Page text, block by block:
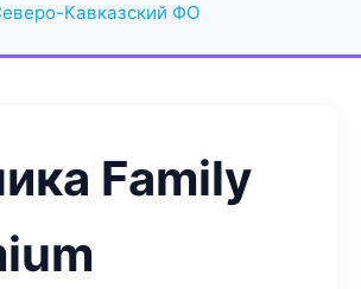
Кавказский ФО
Family